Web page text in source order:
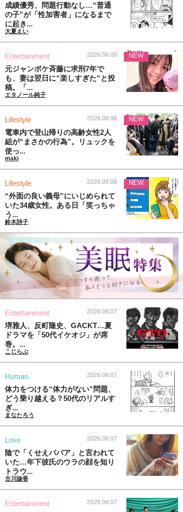
成績優秀、問題行動なし…“普通
の子”が「性加害者」になるまで
に起き...
大夏えい
Entertainment 2026.08.08
元ジャンポケ斉藤に求刑7年で
も、妻は翌日に“楽しすぎた“と投
稿。「...
エタノール純子
NEW
Lifestyle 2026.08.08
電車内で登山帰りの高齢女性2人
組が“まさかの行為”。リュックを
使っ...
maki
NEW
Lifestyle 2026.08.08
“外面の良い義母”にいじめられて
いた34歳女性。ある日「笑っちゃ
う...
鈴木詩子
NEW
Entertainment 2026.08.07
堺雅人、反町隆史、GACKT…夏
ドラマを「50代イケオジ」が席
巻。...
こじらぶ
Human 2026.08.07
体力をつける“体力がない”問題、
どう乗り越える？50代のリアルす
ぎ...
まなたろう
Love 2026.08.07
陰で「くせえババア」と言われて
いた…年下彼氏のウラの顔を知り
トラウ...
古川諭香
Entertainment 2026.08.07